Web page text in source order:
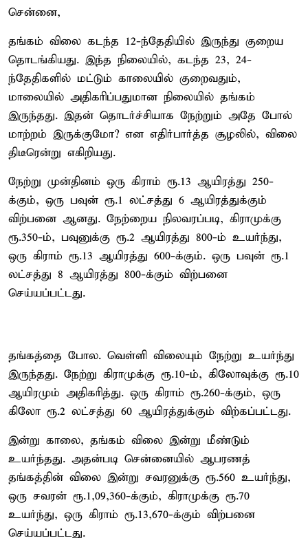
சென்னை,
தங்கம் விலை கடந்த 12-ந்தேதியில் இருந்து குறைய
தொடங்கியது. இந்த நிலையில், கடந்த 23, 24-
ந்தேதிகளில் மட்டும் காலையில் குறைவதும்,
மாலையில் அதிகரிப்பதுமான நிலையில் தங்கம்
இருந்தது. இதன் தொடர்ச்சியாக நேற்றும் அதே போல்
மாற்றம் இருக்குமோ? என எதிர்பார்த்த சூழலில், விலை
திடீரென்று எகிறியது.
நேற்று முன்தினம் ஒரு கிராம் ரூ.13 ஆயிரத்து 250-
க்கும், ஒரு பவுன் ரூ.1 லட்சத்து 6 ஆயிரத்துக்கும்
விற்பனை ஆனது. நேற்றைய நிலவரப்படி, கிராமுக்கு
ரூ.350-ம், பவுனுக்கு ரூ.2 ஆயிரத்து 800-ம் உயர்ந்து,
ஒரு கிராம் ரூ.13 ஆயிரத்து 600-க்கும். ஒரு பவுன் ரூ.1
லட்சத்து 8 ஆயிரத்து 800-க்கும் விற்பனை
செய்யப்பட்டது.
தங்கத்தை போல. வெள்ளி விலையும் நேற்று உயர்ந்து
இருந்தது. நேற்று கிராமுக்கு ரூ.10-ம், கிலோவுக்கு ரூ.10
ஆயிரமும் அதிகரித்து. ஒரு கிராம் ரூ.260-க்கும், ஒரு
கிலோ ரூ.2 லட்சத்து 60 ஆயிரத்துக்கும் விற்கப்பட்டது.
இன்று காலை, தங்கம் விலை இன்று மீண்டும்
உயர்ந்தது. அதன்படி சென்னையில் ஆபரணத்
தங்கத்தின் விலை இன்று சவரனுக்கு ரூ.560 உயர்ந்து,
ஒரு சவரன் ரூ.1,09,360-க்கும், கிராமுக்கு ரூ.70
உயர்ந்து, ஒரு கிராம் ரூ.13,670-க்கும் விற்பனை
செய்யப்பட்டது.